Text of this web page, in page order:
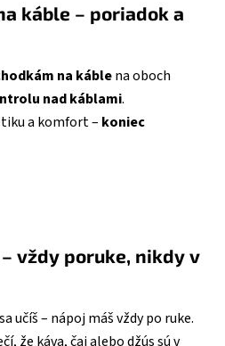
káble – poriadok a
na káblena oboch
nad káblami.
a komfort – koniec
vždy poruke, nikdy v
učíš – nápoj máš vždy po ruke.
že káva, čaj alebo džús sú v